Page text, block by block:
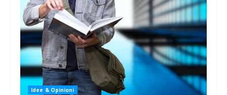
Idee & Opinioni